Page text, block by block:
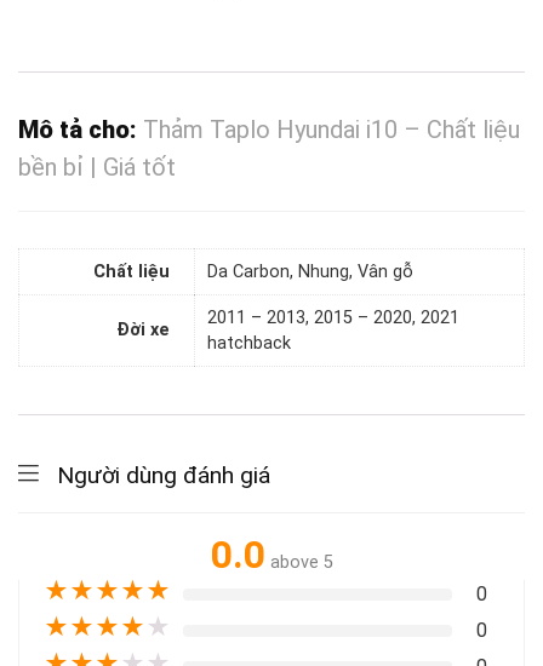
Mô tả cho: Thảm Taplo Hyundai i10 – Chất liệu
bền bỉ | Giá tốt
Chất liệu Da Carbon, Nhung, Vân gỗ
Đời xe
2011 – 2013, 2015 – 2020, 2021
hatchback
Người dùng đánh giá
0.0 above 5
★★★★★ 0
★★★★ ★ 0